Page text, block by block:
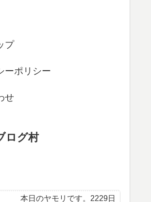
プ
ーポリシー
せ
ログ村
本日のヤモリです。2229日